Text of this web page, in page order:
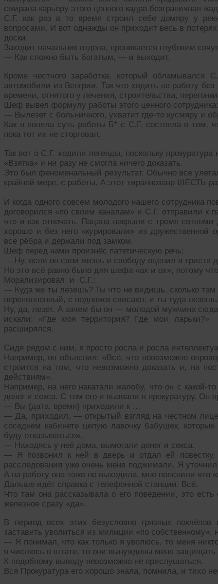
сжирала карьеру этого ценного кадра безграничная
С.Г. как раз в то время строил себе домяру у
вопросами. И вот однажды он приходит весь в
доски.
Заходит начальник отдела, проникается глубоким
— Как сложно быть богатым, — и выходит.
Кроме честного заработка, который
автомобили из Венгрии. Так что ходить на работу
времени, отнятого у лечения, строительства,
Шеф вывел формулу работы этого ценного сотрудника:
— Вылезет с больничного, ухватит где-то кусмяру и
Как я поняла суть работы Б* с С.Г. состояла в том,
пока тот их не сторговал.
Так вот о С.Г. ходили легенды, поскольку
«Взятка» и ни разу не смогла ничего доказать.
Это был феноменальный результат. Обычно все
крайней мере, с работы. А этот тираннозавр ШЕСТЬ
И когда одного совсем молодого нашего сотрудника
договорился «по своим каналам» и С.Г. отправили к
что и как отвечать. Пацана накрыли с тремя
хорошо и без него «курировали» из дружественной
все рёбра и держали под замком.
Шеф перед нами произнёс патетическую речь:
— Ну, если он свои жизнь и свободу оценил в триста
Но это всё равно было для шефа «ах и ох», потому
Морализировал и С.Г.:
— Куда же ты лезешь? Ты что не видишь, сколько
переполненный, с подножек свисают, и ты туда
Ну, да, лезет. А зачем бы он — молодой мужчина
искали: «Где моя территория? Где мои
расширялся.
Сидя рядом с ним, я просто росла и росла
Например, он объяснил: «Всё, что невозможно
строится на том, что невозможно доказать и, на
действиям».
Например, на него накатали жалобу, что он с какой-
денег и секса. С тем его и вызвали в прокуратуру. Он
— Вы (дата, время) приходили к …
— Да, приходил, — открытый взгляд на честном
соседнем кабинете целую лавочку бабушек,
буду отказываться».
— Находясь у неё дома, вымогали денег и секса.
— Я позвонил к ней в дверь и отдал ей повестку,
расследования уже очень меня поджимали. Я
А на работу она тоже не выходила, мне пояснили что
Дальше идёт справка с телефонной станции. Всё.
Что там она рассказывала о его поведении, это
железное сразу «да».
В период всех этих безусловно грязных
заставить уволиться из милиции «по собственному»,
— Я понимал, что как только я уволюсь, то меня
я числюсь в штате, то они вынуждены меня
К подобному выводу невозможно не прислушаться.
Вся Прокуратура его хорошо знала, помнила, и тихо